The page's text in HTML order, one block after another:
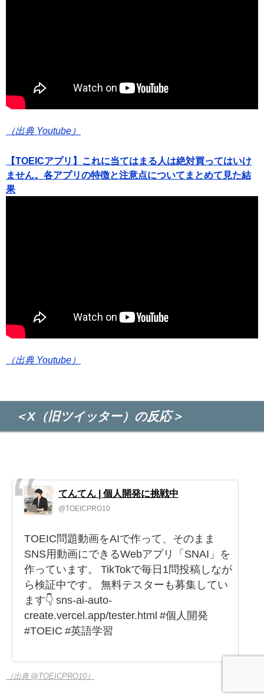
（出典 Youtube）
【TOEICアプリ】これに当てはまる人は絶対買ってはいけ
ません。各アプリの特徴と注意点についてまとめて見た結
果
（出典 Youtube）
＜X（旧ツイッター）の反応＞
てんてん | 個人開発に挑戦中
@TOEICPRO10
TOEIC問題動画をAIで作って、そのまま
SNS用動画にできるWebアプリ「SNAI」を
作っています。 TikTokで毎日1問投稿しなが
ら検証中です。 無料テスターも募集してい
ます👇 sns-ai-auto-
create.vercel.app/tester.html #個人開発
#TOEIC #英語学習
（出典 @TOEICPRO10）